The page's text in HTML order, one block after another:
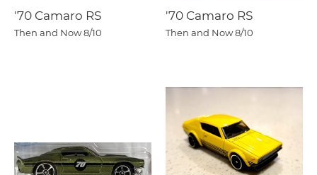
'70 Camaro RS
Then and Now8/10
'70 Camaro RS
Then and Now8/10